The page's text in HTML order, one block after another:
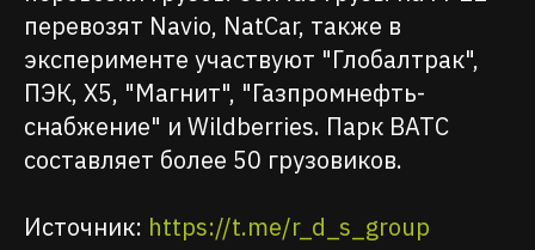
перевозят Navio, NatCar, также в
эксперименте участвуют "Глобалтрак",
ПЭК, Х5, "Магнит", "Газпромнефть-
снабжение" и Wildberries. Парк ВАТС
составляет более 50 грузовиков.
Источник: https://t.me/r_d_s_group